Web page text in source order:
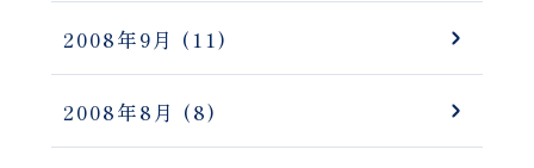
2008年9月 (11)
2008年8月 (8)